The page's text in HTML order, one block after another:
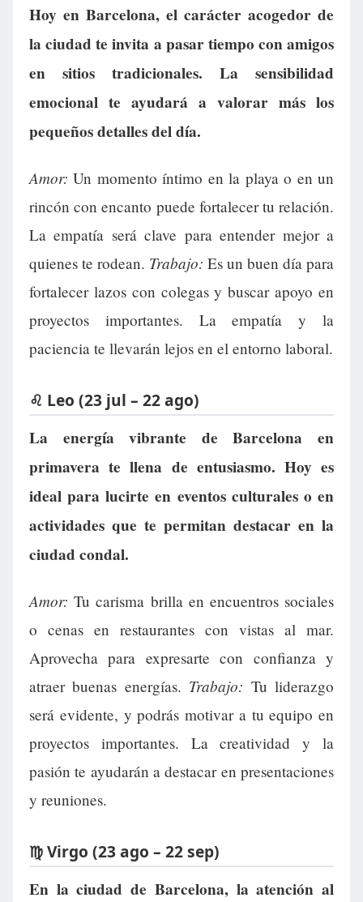
Hoy en Barcelona, el carácter acogedor de
la ciudad te invita a pasar tiempo con amigos
en sitios tradicionales. La sensibilidad
emocional te ayudará a valorar más los
pequeños detalles del día.
Amor: Un momento íntimo en la playa o en un
rincón con encanto puede fortalecer tu relación.
La empatía será clave para entender mejor a
quienes te rodean. Trabajo: Es un buen día para
fortalecer lazos con colegas y buscar apoyo en
proyectos importantes. La empatía y la
paciencia te llevarán lejos en el entorno laboral.
♌ Leo (23 jul – 22 ago)
La energía vibrante de Barcelona en
primavera te llena de entusiasmo. Hoy es
ideal para lucirte en eventos culturales o en
actividades que te permitan destacar en la
ciudad condal.
Amor: Tu carisma brilla en encuentros sociales
o cenas en restaurantes con vistas al mar.
Aprovecha para expresarte con confianza y
atraer buenas energías. Trabajo: Tu liderazgo
será evidente, y podrás motivar a tu equipo en
proyectos importantes. La creatividad y la
pasión te ayudarán a destacar en presentaciones
y reuniones.
♍ Virgo (23 ago – 22 sep)
En la ciudad de Barcelona, la atención al